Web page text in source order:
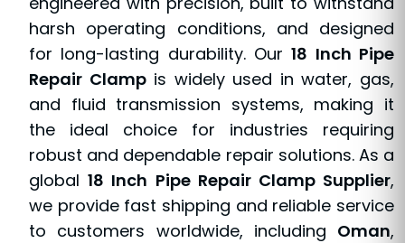
harsh operating conditions, and designed
for long-lasting durability. Our18 Inch Pipe
Repair Clampis widely used in water, gas,
and fluid transmission systems, making it
the ideal choice for industries requiring
robust and dependable repair solutions. As a
global18 Inch Pipe Repair Clamp Supplier,
we provide fast shipping and reliable service
to customers worldwide, including Oman,